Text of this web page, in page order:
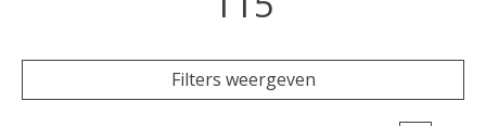
Filters weergeven